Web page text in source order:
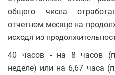
общего числа
отчетном месяце на
исходя из
40 часов - на 8 часов
неделе) или на 6,67 часа